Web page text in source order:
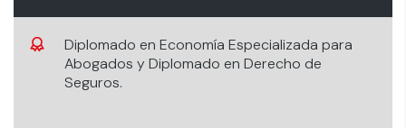
Diplomado en Economía Especializada para
Abogados y Diplomado en Derecho de
Seguros.